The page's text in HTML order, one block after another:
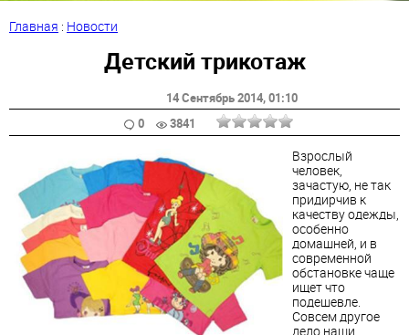
Главная : Новости
Детский трикотаж
14 Сентябрь 2014, 01:10
0
3841
Взрослый
человек,
зачастую, не так
придирчив к
качеству одежды,
особенно
домашней, и в
современной
обстановке чаще
ищет что
подешевле.
Совсем другое
дело наши